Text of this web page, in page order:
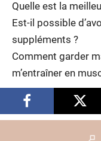
Quelle est la
Est-il possible
suppléments ?
Comment garder
m’entraîner en